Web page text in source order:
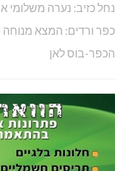
ג'אז יין ושקיעה בגליל